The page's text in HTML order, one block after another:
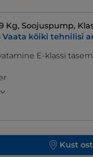
Kg, Soojuspump,
Vaata kõiki tehnilisi
E-klassi
Kust